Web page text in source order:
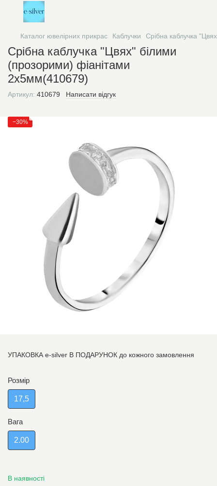
Каталог ювелірних прикрас Каблучки Срібна каблучка
Срібна каблучка "Цвях" білими
(прозорими) фіанітами
2х5мм(410679)
Артикул: 410679 Написати відгук
−30%
УПАКОВКА e-silver В ПОДАРУНОК до кожного замовлення
Розмір
17,5
Вага
2.00
В наявності